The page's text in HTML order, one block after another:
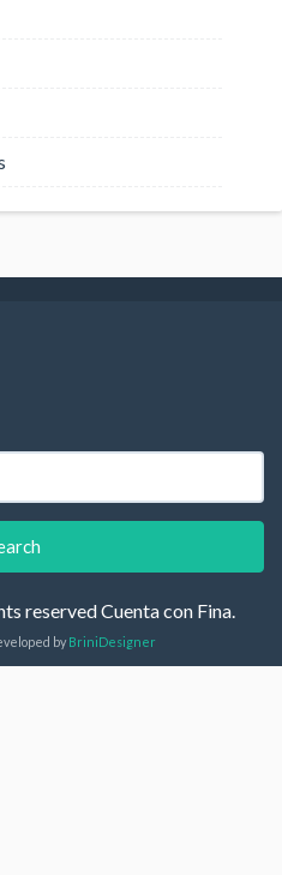
reserved Cuenta con Fina.
byBriniDesigner